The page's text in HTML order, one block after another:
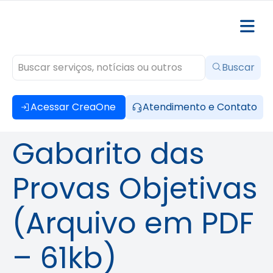
Acessar CreaOne Atendimento e Contato
Buscar
Gabarito das
Provas Objetivas
(Arquivo em PDF
– 61kb)